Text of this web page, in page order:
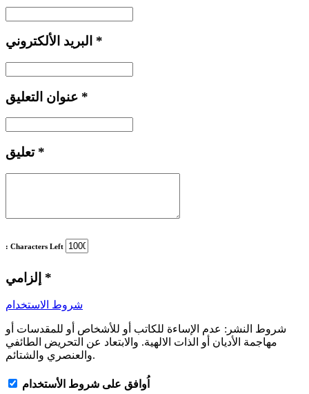
*
*
تعليق *
: Characters Left
*
شروط الاستخدام
شروط النشر: عدم الإساءة للكاتب أو للأشخاص أو للمقدسات أو
مهاجمة الأديان أو الذات الالهية. والابتعاد عن التحريض الطائفي
والعنصري والشتائم.
اُوافق على شروط الأستخدام